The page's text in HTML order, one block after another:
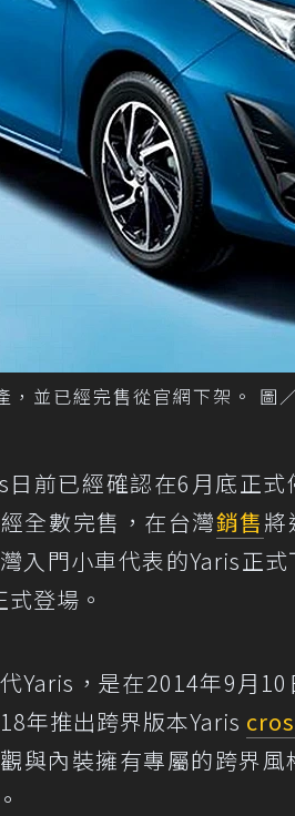
並已經完售從官網下架。 圖
日前已經確認在6月底正式
全數完售，在台灣銷售將
入門小車代表的Yaris正
登場。
Yaris，是在2014年9月
年推出跨界版本Yaris
與內裝擁有專屬的跨界